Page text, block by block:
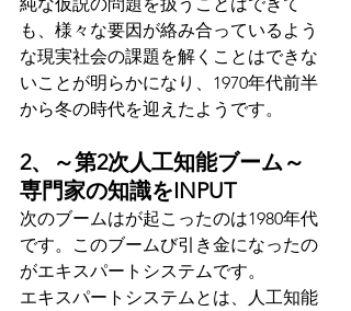
も、様々な要因が絡み合っているよう
な現実社会の課題を解くことはできな
いことが明らかになり、1970年代前半
から冬の時代を迎えたようです。
2、～第2次人工知能ブーム～
専門家の知識をINPUT
次のブームはが起こったのは1980年代
です。このブームび引き金になったの
がエキスパートシステムです。
エキスパートシステムとは、人工知能